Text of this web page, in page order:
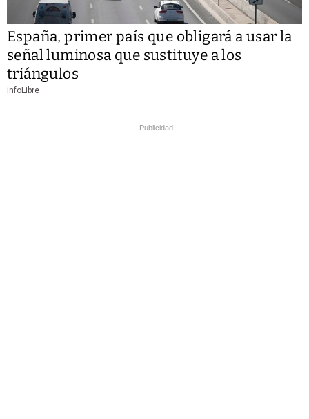
España, primer país que obligará a usar la
señal luminosa que sustituye a los
triángulos
infoLibre
Publicidad